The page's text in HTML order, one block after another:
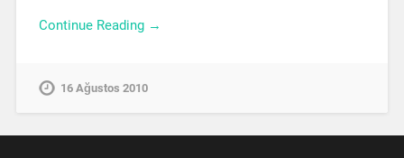
Continue Reading →
16 Ağustos 2010